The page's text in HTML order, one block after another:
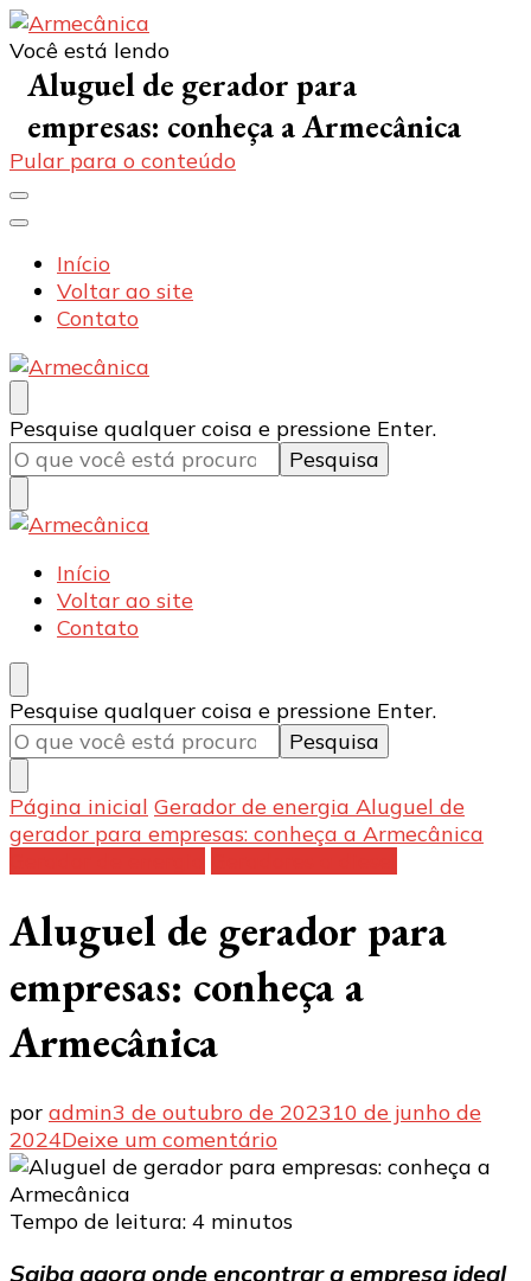
Armecânica
Blog
Você está lendo
Aluguel de gerador para
empresas: conheça a Armecânica
Pular para o conteúdo
Início
Voltar ao site
Contato
Armecânica
Blog
Procurando
algo?
Pesquise qualquer coisa e pressione Enter.
Armecânica
Blog
Início
Voltar ao site
Contato
Procurando
algo?
Pesquise qualquer coisa e pressione Enter.
Página inicial Gerador de energia Aluguel de
gerador para empresas: conheça a Armecânica
Aluguel de gerador para
empresas: conheça a
Armecânica
por admin3 de outubro de 202310 de junho de
2024Deixe um comentárioem
Aluguel
gerador
empresas:
Tempo de leitura: 4 minutos
Saiba agora onde encontrar a empresa ideal